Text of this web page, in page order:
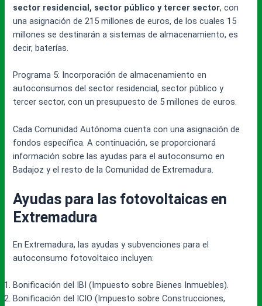
sector residencial, sector público y tercer sector, con
una asignación de 215 millones de euros, de los cuales 15
millones se destinarán a sistemas de almacenamiento, es
decir, baterías.
Programa 5: Incorporación de almacenamiento en
autoconsumos del sector residencial, sector público y
tercer sector, con un presupuesto de 5 millones de euros.
Cada Comunidad Autónoma cuenta con una asignación de
fondos específica. A continuación, se proporcionará
información sobre las ayudas para el autoconsumo en
Badajoz y el resto de la Comunidad de Extremadura.
Ayudas para las fotovoltaicas en
Extremadura
En Extremadura, las ayudas y subvenciones para el
autoconsumo fotovoltaico incluyen:
Bonificación del IBI (Impuesto sobre Bienes Inmuebles).
Bonificación del ICIO (Impuesto sobre Construcciones,